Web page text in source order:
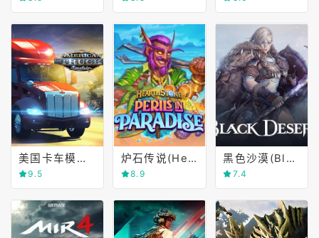
美国卡车模拟(American Truck Simulator)
9.5
炉石传说(Hearthstone)
8.9
黑色沙漠(Black Desert Online)
7.4